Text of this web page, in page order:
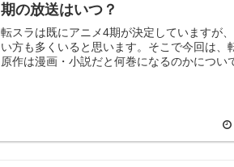
期の放送はいつ？
転スラは既にアニメ4期が決定していますが
い方も多くいると思います。そこで今回は、
原作は漫画・小説だと何巻になるのかについ